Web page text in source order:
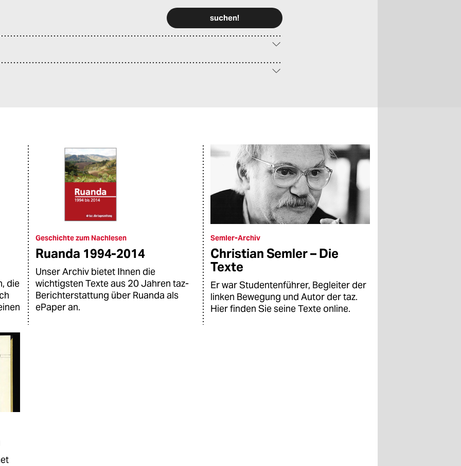
die
Geschichte zum Nachlesen
Ruanda 1994-2014
Unser Archiv bietet Ihnen die
wichtigsten Texte aus 20 Jahren taz-
Berichterstattung über Ruanda als
ePaper an.
Semler-Archiv
Christian Semler – Die
Texte
Er war Studentenführer, Begleiter der
linken Bewegung und Autor der taz.
Hier finden Sie seine Texte online.